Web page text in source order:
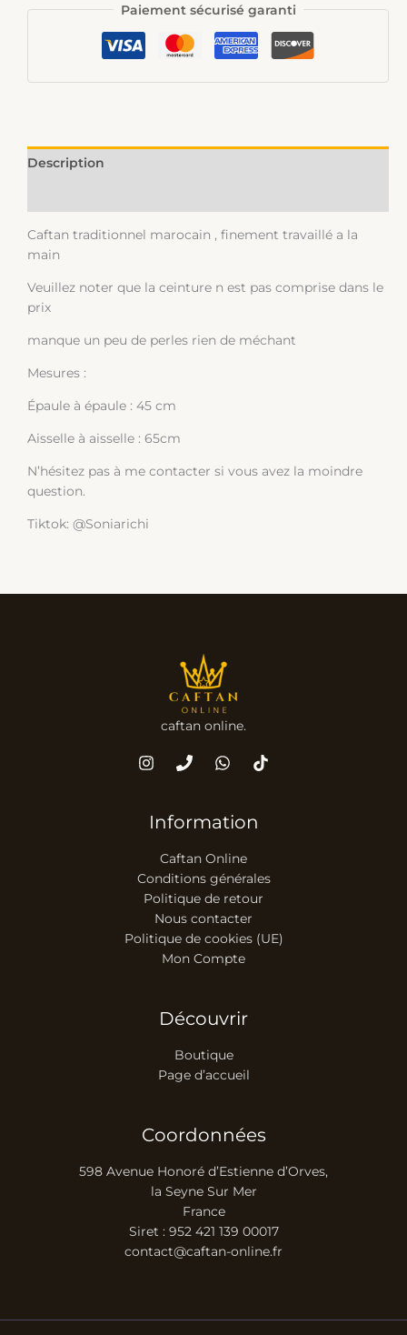
Paiement sécurisé garanti
Description
Caftan traditionnel marocain , finement travaillé a la
main
Veuillez noter que la ceinture n est pas comprise dans le
prix
manque un peu de perles rien de méchant
Mesures :
Épaule à épaule : 45 cm
Aisselle à aisselle : 65cm
N’hésitez pas à me contacter si vous avez la moindre
question.
Tiktok: @Soniarichi
caftan online.
Information
Caftan Online
Conditions générales
Politique de retour
Nous contacter
Politique de cookies (UE)
Mon Compte
Découvrir
Boutique
Page d’accueil
Coordonnées
598 Avenue Honoré d’Estienne d’Orves,
la Seyne Sur Mer
France
Siret : 952 421 139 00017
contact@caftan-online.fr